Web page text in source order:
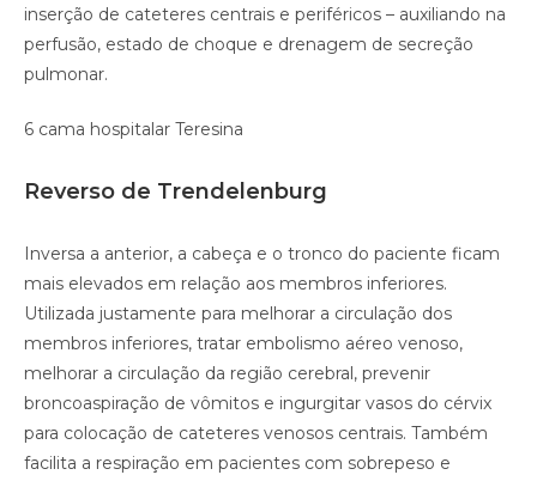
inserção de cateteres centrais e periféricos – auxiliando na
perfusão, estado de choque e drenagem de secreção
pulmonar.
6 cama hospitalar Teresina
Reverso de Trendelenburg
Inversa a anterior, a cabeça e o tronco do paciente ficam
mais elevados em relação aos membros inferiores.
Utilizada justamente para melhorar a circulação dos
membros inferiores, tratar embolismo aéreo venoso,
melhorar a circulação da região cerebral, prevenir
broncoaspiração de vômitos e ingurgitar vasos do cérvix
para colocação de cateteres venosos centrais. Também
facilita a respiração em pacientes com sobrepeso e